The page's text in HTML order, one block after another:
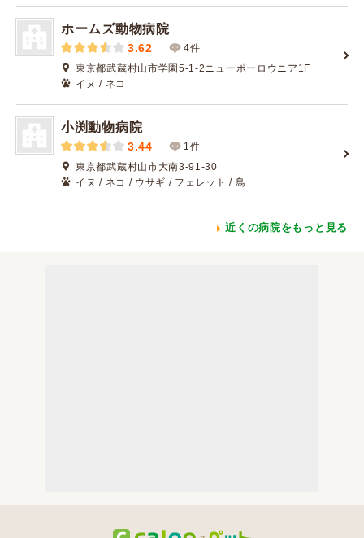
ホームズ動物病院
3.62
4件
東京都武蔵村山市学園5-1-2ニューポーロウニア1F
イヌ / ネコ
小渕動物病院
3.44
1件
東京都武蔵村山市大南3-91-30
イヌ / ネコ / ウサギ / フェレット / 鳥
近くの病院をもっと見る